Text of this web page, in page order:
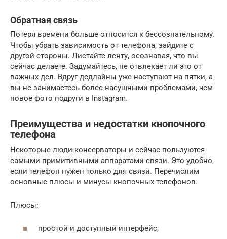
Обратная связь
Потеря времени больше относится к бессознательному.
Чтобы убрать зависимость от телефона, зайдите с
другой стороны. Листайте ленту, осознавая, что вы
сейчас делаете. Задумайтесь, не отвлекает ли это от
важных дел. Вдруг дедлайны уже наступают на пятки, а
вы не занимаетесь более насущными проблемами, чем
новое фото подруги в Instagram.
Преимущества и недостатки кнопочного
телефона
Некоторые люди-консерваторы и сейчас пользуются
самыми примитивными аппаратами связи. Это удобно,
если телефон нужен только для связи. Перечислим
основные плюсы и минусы кнопочных телефонов.
Плюсы:
простой и доступный интерфейс;